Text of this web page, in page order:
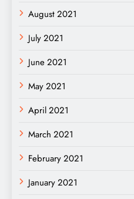
August 2021
July 2021
June 2021
May 2021
April 2021
March 2021
February 2021
January 2021